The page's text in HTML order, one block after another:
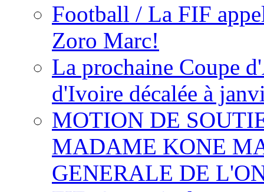
Football / La FIF
Zoro Marc!
La prochaine Coupe
d'Ivoire décalée à
MOTION DE
MADAME KONE
GENERALE DE